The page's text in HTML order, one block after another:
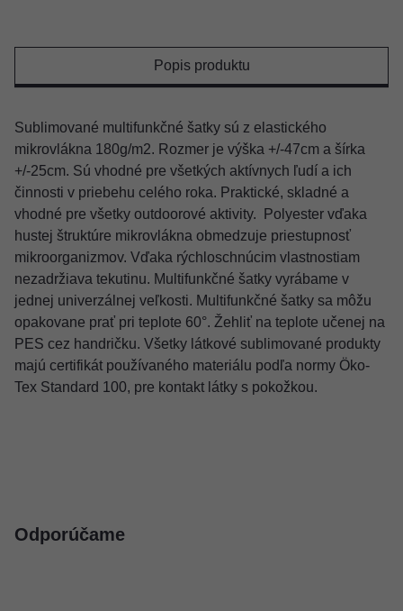
Popis produktu
Sublimované multifunkčné šatky sú z elastického
mikrovlákna 180g/m2. Rozmer je výška +/-47cm a šírka
+/-25cm. Sú vhodné pre všetkých aktívnych ľudí a ich
činnosti v priebehu celého roka. Praktické, skladné a
vhodné pre všetky outdoorové aktivity. Polyester vďaka
hustej štruktúre mikrovlákna obmedzuje priestupnosť
mikroorganizmov. Vďaka rýchloschnúcim vlastnostiam
nezadržiava tekutinu. Multifunkčné šatky vyrábame v
jednej univerzálnej veľkosti. Multifunkčné šatky sa môžu
opakovane prať pri teplote 60°. Žehliť na teplote učenej na
PES cez handričku. Všetky látkové sublimované produkty
majú certifikát používaného materiálu podľa normy Öko-
Tex Standard 100, pre kontakt látky s pokožkou.
Odporúčame